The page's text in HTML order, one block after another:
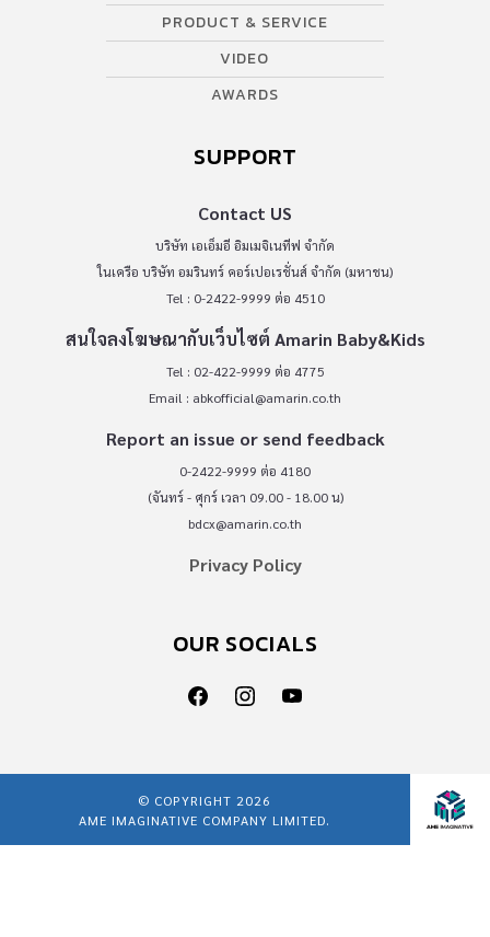
PRODUCT & SERVICE
VIDEO
AWARDS
SUPPORT
Contact US
บริษัท เอเอ็มอี อิมเมจิเนทีฟ จำกัด
ในเครือ บริษัท อมรินทร์ คอร์เปอเรชั่นส์ จำกัด (มหาชน)
Tel : 0-2422-9999 ต่อ 4510
สนใจลงโฆษณากับเว็บไซต์ Amarin Baby&Kids
Tel : 02-422-9999 ต่อ 4775
Email : abkofficial@amarin.co.th
Report an issue or send feedback
0-2422-9999 ต่อ 4180
(จันทร์ - ศุกร์ เวลา 09.00 - 18.00 น)
bdcx@amarin.co.th
Privacy Policy
OUR SOCIALS
© COPYRIGHT 2026
AME IMAGINATIVE COMPANY LIMITED.